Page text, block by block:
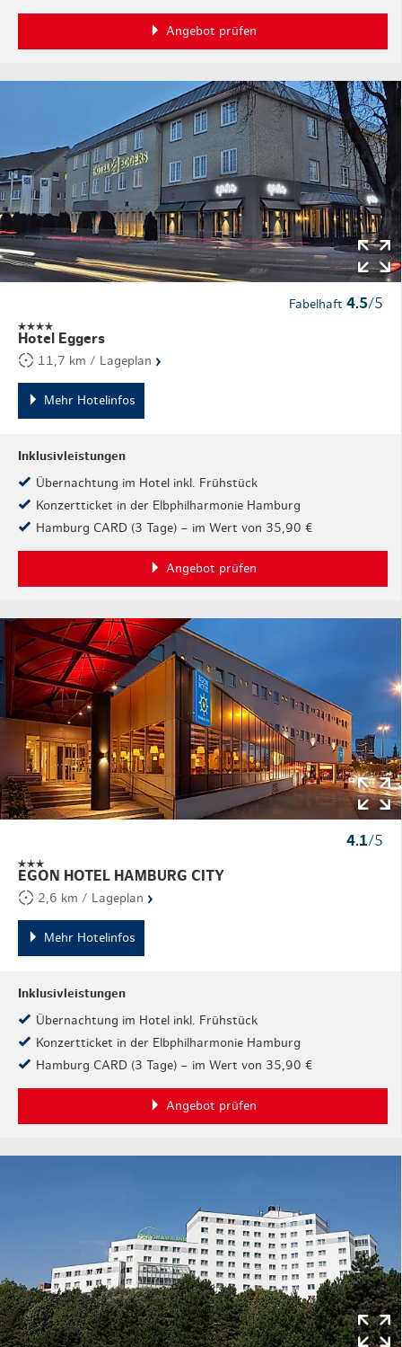
Angebot prüfen
Fabelhaft4.5/5
Hotel Eggers
11,7 km / Lageplan ›
Mehr Hotelinfos
Inklusivleistungen
Übernachtung im Hotel inkl. Frühstück
Konzertticket in der Elbphilharmonie Hamburg
Hamburg CARD (3 Tage) – im Wert von 35,90 €
Angebot prüfen
4.1/5
EGON HOTEL HAMBURG CITY
2,6 km / Lageplan ›
Mehr Hotelinfos
Inklusivleistungen
Übernachtung im Hotel inkl. Frühstück
Konzertticket in der Elbphilharmonie Hamburg
Hamburg CARD (3 Tage) – im Wert von 35,90 €
Angebot prüfen